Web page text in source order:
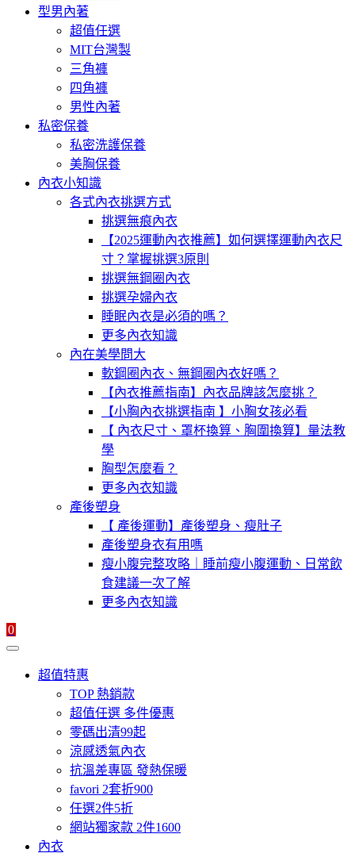
型男內著
超值任選
MIT台灣製
三角褲
四角褲
男性內著
私密保養
私密洗護保養
美胸保養
內衣小知識
各式內衣挑選方式
挑選無痕內衣
【2025運動內衣推薦】如何選擇運動內衣尺
寸？掌握挑選3原則
挑選無鋼圈內衣
挑選孕婦內衣
睡眠內衣是必須的嗎？
更多內衣知識
內在美學問大
軟鋼圈內衣、無鋼圈內衣好嗎？
【內衣推薦指南】內衣品牌該怎麼挑？
【小胸內衣挑選指南 】小胸女孩必看
【 內衣尺寸、罩杯換算、胸圍換算】量法教
學
胸型怎麼看？
更多內衣知識
產後塑身
【 產後運動】產後塑身、瘦肚子
產後塑身衣有用嗎
瘦小腹完整攻略｜睡前瘦小腹運動、日常飲
食建議一次了解
更多內衣知識
0
超值特惠
TOP 熱銷款
超值任選 多件優惠
零碼出清99起
涼感透氣內衣
抗溫差專區 發熱保暖
favori 2套折900
任選2件5折
網站獨家款 2件1600
內衣